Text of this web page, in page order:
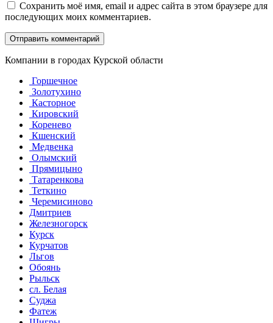
Сохранить моё имя, email и адрес сайта в этом браузере для
последующих моих комментариев.
Компании в городах Курской области
Горшечное
Золотухино
Касторное
Кировский
Коренево
Кшенский
Медвенка
Олымский
Прямицыно
Татаренкова
Теткино
Черемисиново
Дмитриев
Железногорск
Курск
Курчатов
Льгов
Обоянь
Рыльск
сл. Белая
Суджа
Фатеж